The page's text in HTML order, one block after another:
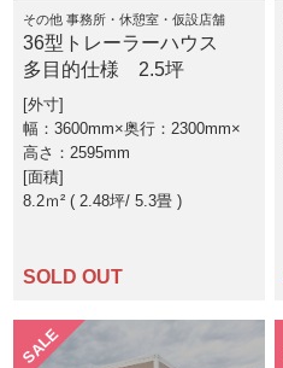
その他 事務所・休憩室・仮設店舗
36型トレーラーハウス
多目的仕様 2.5坪
外寸
幅：3600mm×奥行：2300mm×
高さ：2595mm
面積
8.2ｍ² ( 2.48坪 5.3畳 )
SOLD OUT
SALE